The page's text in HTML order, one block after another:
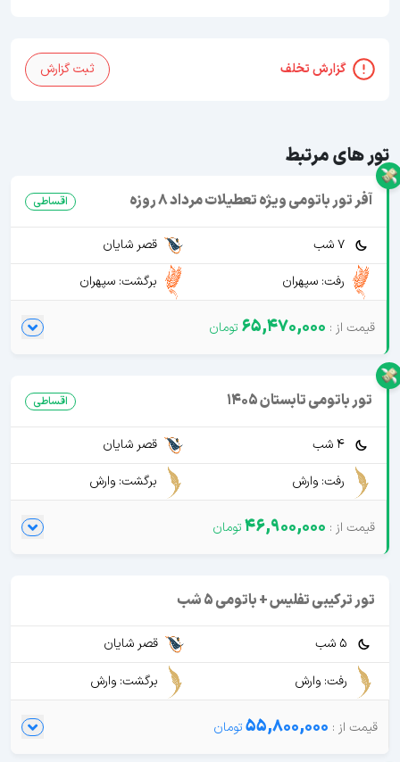
گزارش تخلف ثبت گزارش
تور های مرتبط
آفر تور باتومی ویژه تعطیلات مرداد 8 روزه اقساطی
7 شب
قصر شایان
رفت: سپهران
برگشت: سپهران
65,470,000
تور باتومی تابستان 1405 اقساطی
4 شب
قصر شایان
رفت: وارش
برگشت: وارش
46,900,000
تور ترکیبی تفلیس + باتومی 5 شب
5 شب
قصر شایان
رفت: وارش
برگشت: وارش
55,800,000